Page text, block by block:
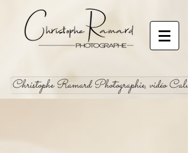
Christophe Ramard Photographie, vidéo